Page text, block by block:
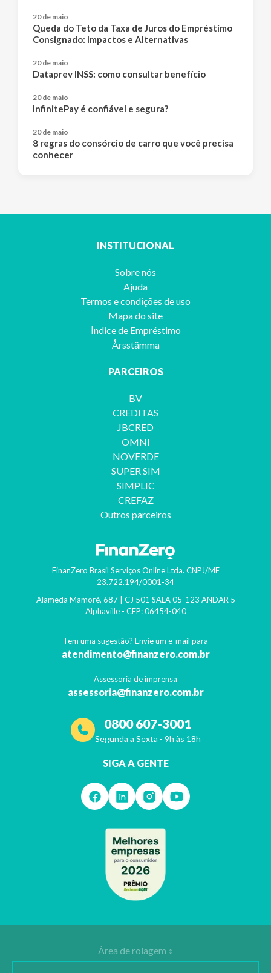
20 de maio
Queda do Teto da Taxa de Juros do Empréstimo
Consignado: Impactos e Alternativas
20 de maio
Dataprev INSS: como consultar benefício
20 de maio
InfinitePay é confiável e segura?
20 de maio
8 regras do consórcio de carro que você precisa
conhecer
INSTITUCIONAL
Sobre nós
Ajuda
Termos e condições de uso
Mapa do site
Índice de Empréstimo
Årsstämma
PARCEIROS
BV
CREDITAS
JBCRED
OMNI
NOVERDE
SUPER SIM
SIMPLIC
CREFAZ
Outros parceiros
FinanZero Brasil Serviços Online Ltda. CNPJ/MF
23.722.194/0001-34
Alameda Mamoré, 687 | CJ 501 SALA 05-123 ANDAR 5
Alphaville- CEP: 06454-040
Tem uma sugestão? Envie um e-mail para
atendimento@finanzero.com.br
Assessoria de imprensa
assessoria@finanzero.com.br
0800 607-3001
Segunda a Sexta - 9h às 18h
SIGA A GENTE